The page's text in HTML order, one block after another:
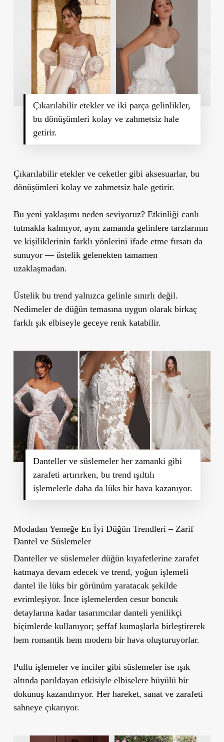
Çıkarılabilir etekler ve iki parça gelinlikler,
bu dönüşümleri kolay ve zahmetsiz hale
getirir.
Çıkarılabilir etekler ve ceketler gibi aksesuarlar, bu
dönüşümleri kolay ve zahmetsiz hale getirir.
Bu yeni yaklaşımı neden seviyoruz? Etkinliği canlı
tutmakla kalmıyor, aynı zamanda gelinlere tarzlarının
ve kişiliklerinin farklı yönlerini ifade etme fırsatı da
sunuyor — üstelik gelenekten tamamen
uzaklaşmadan.
Üstelik bu trend yalnızca gelinle sınırlı değil.
Nedimeler de düğün temasına uygun olarak birkaç
farklı şık elbiseyle geceye renk katabilir.
Danteller ve süslemeler her zamanki gibi
zarafeti artırırken, bu trend ışıltılı
işlemelerle daha da lüks bir hava kazanıyor.
Modadan Yemeğe En İyi Düğün Trendleri – Zarif
Dantel ve Süslemeler
Danteller ve süslemeler düğün kıyafetlerine zarafet
katmaya devam edecek ve trend, yoğun işlemeli
dantel ile lüks bir görünüm yaratacak şekilde
evrimleşiyor. İnce işlemelerden cesur boncuk
detaylarına kadar tasarımcılar danteli yenilikçi
biçimlerde kullanıyor; şeffaf kumaşlarla birleştirerek
hem romantik hem modern bir hava oluşturuyorlar.
Pullu işlemeler ve inciler gibi süslemeler ise ışık
altında parıldayan etkisiyle elbiselere büyülü bir
dokunuş kazandırıyor. Her hareket, sanat ve zarafeti
sahneye çıkarıyor.